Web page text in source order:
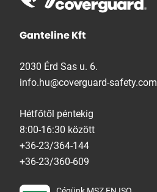
Ganteline Kft
2030 Érd Sas u. 6.
info.hu@coverguard-safety.com
Hétfőtől péntekig
8:00-16:30 között
+36-23/364-144
+36-23/360-609